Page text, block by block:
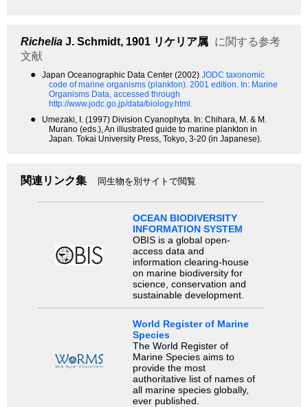
Richelia J. Schmidt, 1901 リケリア属 に関する参考
文献
● Japan Oceanographic Data Center (2002) JODC taxonomic
code of marine organisms (plankton). 2001 edition. In: Marine
Organisms Data, accessed through
http://www.jodc.go.jp/data/biology.html.
●
Umezaki, I. (1997) Division Cyanophyta. In: Chihara, M. & M.
Murano (eds.), An illustrated guide to marine plankton in
Japan. Tokai University Press, Tokyo, 3-20 (in Japanese).
関連リンク集 同生物を別サイトで閲覧
OCEAN BIODIVERSITY
INFORMATION SYSTEM
OBIS is a global open-
access data and
information clearing-house
on marine biodiversity for
science, conservation and
sustainable development.
World Register of Marine
Species
The World Register of
Marine Species aims to
provide the most
authoritative list of names of
all marine species globally,
ever published.